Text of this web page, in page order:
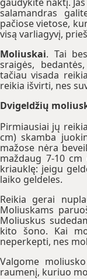
salamandras
pačiose vietose,
visą varliagyvį,
Moliuskai. Tai
sraigės,
tačiau visada
reikia išvirti, nes
Dvigeldžių
Pirmiausiai jų
cm) skamba
mažose nėra
maždaug 7-10
kriauklę: jeigu
laiko geldeles.
Reikia gerai
Moliuskams
Moliuskus
kito šono. Kai
neperkepti, nes
Valgome
raumenį, kuriuo